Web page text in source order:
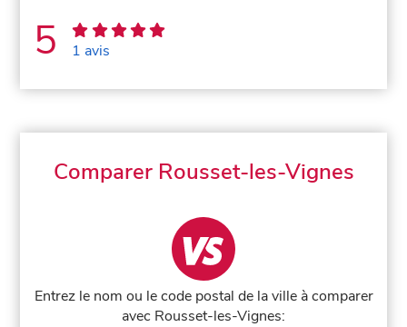
5 1 avis
Comparer Rousset-les-Vignes
Entrez le nom ou le code postal de la ville à comparer
avec Rousset-les-Vignes: